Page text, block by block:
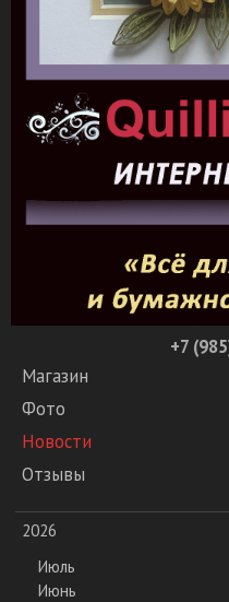
+7
Магазин
Фото
Новости
Отзывы
2026
Июль
Июнь